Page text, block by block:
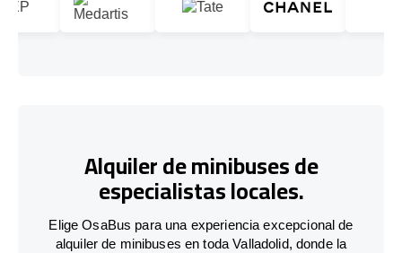
Alquiler de minibuses de
especialistas locales.
Elige OsaBus para una experiencia excepcional de
alquiler de minibuses en toda Valladolid, donde la